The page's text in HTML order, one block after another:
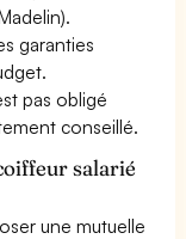
garanties
pas obligé
conseillé.
salarié
une mutuelle